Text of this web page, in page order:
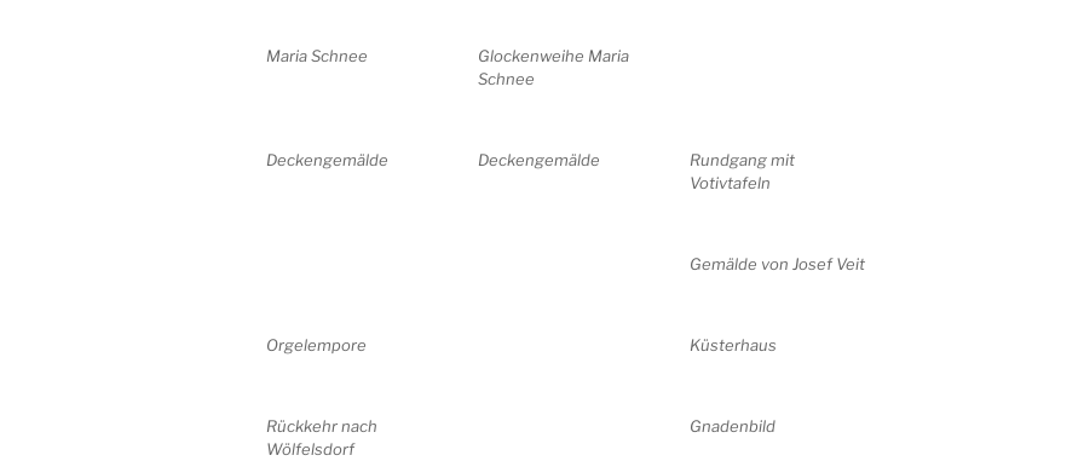
Maria Schnee
Glockenweihe Maria
Schnee
Deckengemälde Deckengemälde
Rundgang mit
Votivtafeln
Gemälde von Josef Veit
Orgelempore Küsterhaus
Rückkehr nach
Wölfelsdorf
Gnadenbild